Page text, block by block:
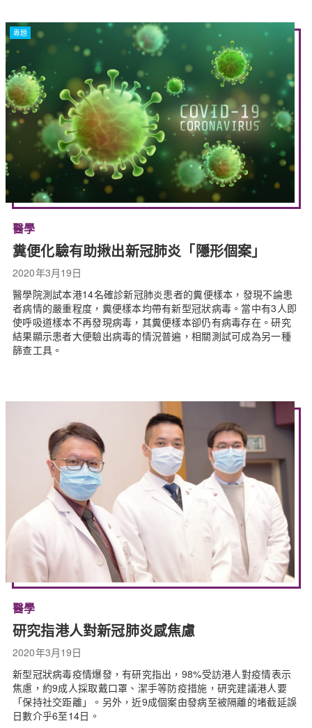
專題
醫學
糞便化驗有助揪出新冠肺炎「隱形個案」
2020年3月19日
醫學院測試本港14名確診新冠肺炎患者的糞便樣本，發現不論患
者病情的嚴重程度，糞便樣本均帶有新型冠狀病毒。當中有3人即
使呼吸道樣本不再發現病毒，其糞便樣本卻仍有病毒存在。研究
結果顯示患者大便驗出病毒的情況普遍，相關測試可成為另一種
篩查工具。
醫學
研究指港人對新冠肺炎感焦慮
2020年3月19日
新型冠狀病毒疫情爆發，有研究指出，98%受訪港人對疫情表示
焦慮，約9成人採取戴口罩、潔手等防疫措施，研究建議港人要
「保持社交距離」。另外，近9成個案由發病至被隔離的堵截延誤
日數介乎6至14日。